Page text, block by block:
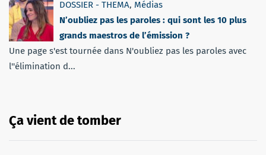
DOSSIER - THEMA, Médias
N’oubliez pas les paroles : qui sont les 10 plus
grands maestros de l’émission ?
Une page s'est tournée dans N'oubliez pas les paroles avec
l''élimination d...
Ça vient de tomber